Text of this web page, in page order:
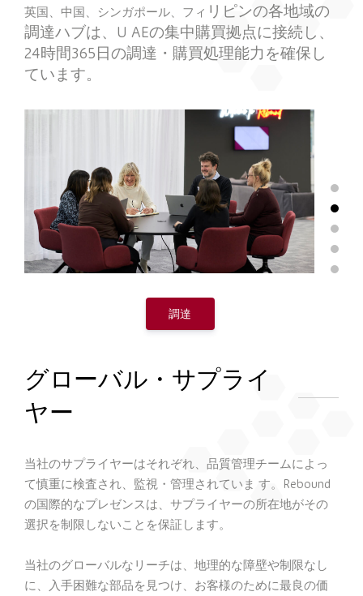
英国、中国、シンガポール、フィ リピンの各地域の
調達ハブは、 U AEの集中購買拠点に接続し、
24時間365日の調達・購買処理能力を確保し
ています。
調達
グローバル・サプライ
ヤー
当社のサプライヤーはそれぞれ、品質管理チームによっ
て慎重に検査され、監視・管理されていま す。
Rebound
の国際的なプレゼンスは、サプライヤーの所在地がその
選択を制限しないことを保証します。
当社のグローバルなリーチは、地理的な障壁や制限なし
に、入手困難な部品を見つけ、お客様のために最良の価